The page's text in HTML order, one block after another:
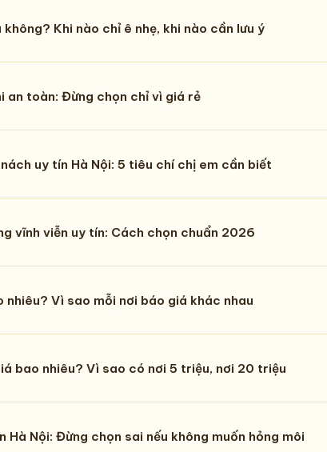
Khi nào chỉ ê nhẹ, khi nào cần lưu ý
toàn: Đừng chọn chỉ vì giá rẻ
uy tín Hà Nội: 5 tiêu chí chị em cần biết
vĩnh viễn uy tín: Cách chọn chuẩn 2026
Vì sao mỗi nơi báo giá khác nhau
bao nhiêu? Vì sao có nơi 5 triệu, nơi 20 triệu
Hà Nội: Đừng chọn sai nếu không muốn hỏng môi